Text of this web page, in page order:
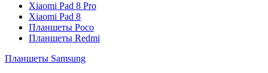
Xiaomi Pad 8 Pro
Xiaomi Pad 8
Планшеты Poco
Планшеты Redmi
Планшеты Samsung